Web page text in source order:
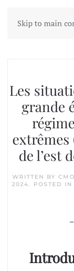
Skip to main
Tag:
Les
grande
extrêmes
de l’est
WRITTEN BY
2024. POSTED IN